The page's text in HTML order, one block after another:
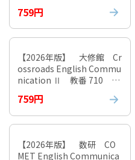
759円
【2026年版】 大修館 Cr
ossroads English Commu
nication Ⅱ 教番 710 ※
759円
【2026年版】 数研 CO
MET English Communica